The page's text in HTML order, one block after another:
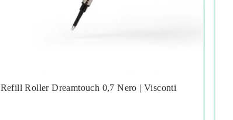

Refill Roller Dreamtouch 0,7 Nero | Visconti